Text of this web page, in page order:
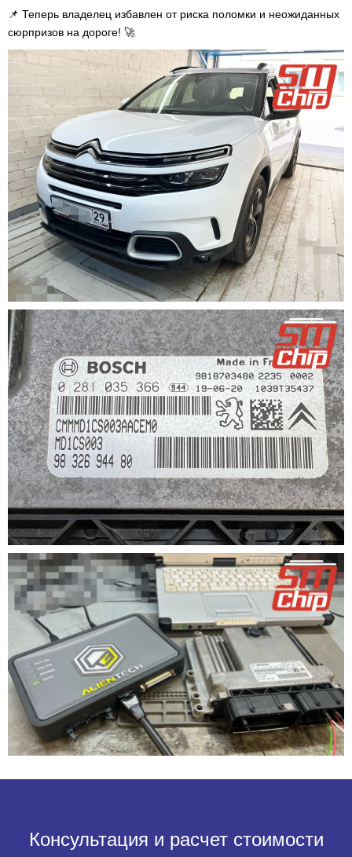
📌 Теперь владелец избавлен от риска поломки и неожиданных
сюрпризов на дороге! 🚀
Консультация и расчет стоимости